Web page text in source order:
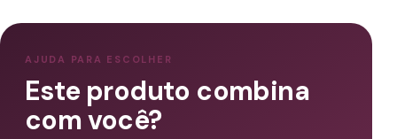
AJUDA PARA ESCOLHER
Este produto combina
com você?